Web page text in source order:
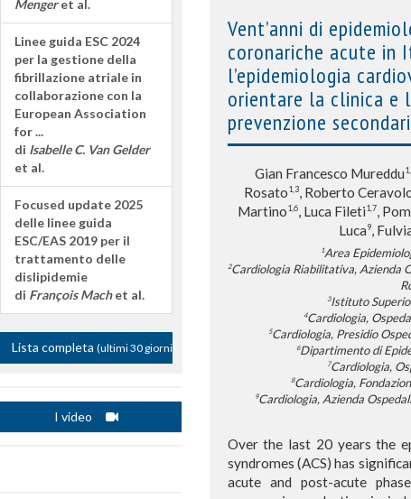
Vent’anni di
coronariche acute in
l’epidemiologia
orientare la clinica e
prevenzione
Gian Francesco Mureddu
Rosato1,3, Roberto
Martino1,6, Luca Fileti1,7,
Luca9,
1Area
2Cardiologia Riabilitativa, Azienda
3Istituto
4Cardiologia,
5Cardiologia, Presidio
6Dipartimento di
7Cardiologia,
8Cardiologia,
9Cardiologia, Azienda
Over the last 20 years the
syndromes (ACS) has
acute and post-acute
Mengeret al.
Linee guida ESC 2024
per la gestione della
fibrillazione atriale in
collaborazione con la
European Association
for ...
di Isabelle C. Van Gelder
et al.
Focused update 2025
delle linee guida
ESC/EAS 2019 per il
trattamento delle
dislipidemie
di François Machet al.
Lista completa (ultimi 30 giorni)
I video